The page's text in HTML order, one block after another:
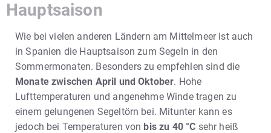
Hauptsaison
Wie bei vielen anderen Ländern am Mittelmeer ist auch
in Spanien die Hauptsaison zum Segeln in den
Sommermonaten. Besonders zu empfehlen sind die
Monate zwischen April und Oktober. Hohe
Lufttemperaturen und angenehme Winde tragen zu
einem gelungenen Segeltörn bei. Mitunter kann es
jedoch bei Temperaturen von bis zu 40 °C sehr heiß